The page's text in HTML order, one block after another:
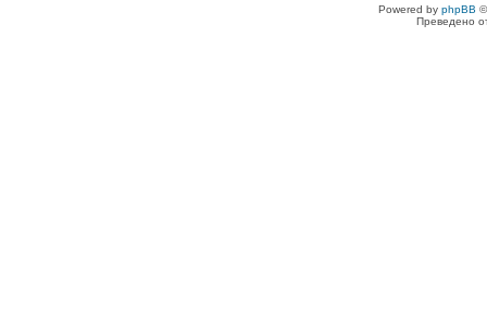
Powered by phpBB
Преведено